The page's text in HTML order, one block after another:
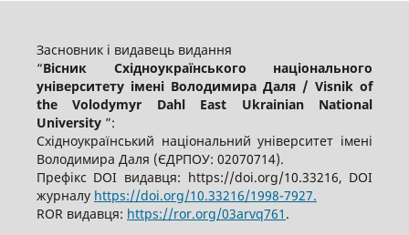
Засновник і видавець видання
“Вісник Східноукраїнського національного
університету імені Володимира Даля / Visnik of
the Volodymyr Dahl East Ukrainian National
University ”:
Східноукраїнський національний університет імені
Володимира Даля (ЄДРПОУ: 02070714).
Префікс DOI видавця: https://doi.org/10.33216, DOI
журналу https://doi.org/10.33216/1998-7927.
ROR видавця: https://ror.org/03arvq761 .